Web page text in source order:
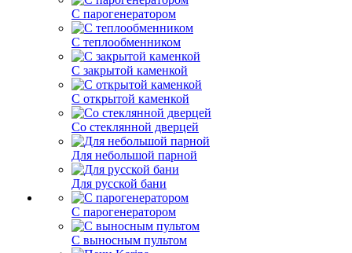
С парогенератором
С теплообменником
С закрытой каменкой
С открытой каменкой
Со стеклянной дверцей
Для небольшой парной
Для русской бани
С парогенератором
С выносным пультом